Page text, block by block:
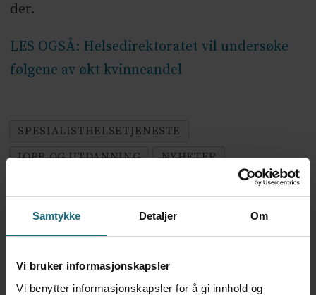
Samtykke Detaljer Om
Vi bruker informasjonskapsler
Vi benytter informasjonskapsler for å gi innhold og
der.
LES OGSÅ: Helsedirektoratet vil undersøke
følgene av økt kvinneandel
SPESIALISTHELSETJENESTE
JOBB OG UTDANNING
NYHETER
Mest lest siste syv dager:
Vi trenger en grunnlov for
psykisk helsehjelp